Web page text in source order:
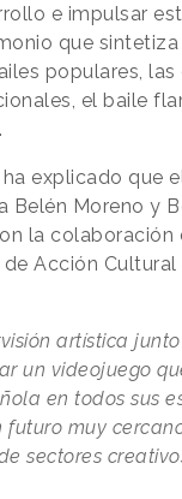
e impulsar
que
populares, las
el baile
ha explicado que
Belén Moreno y
la colaboración
de Acción
artística
un videojuego
en todos sus
futuro muy
sectores